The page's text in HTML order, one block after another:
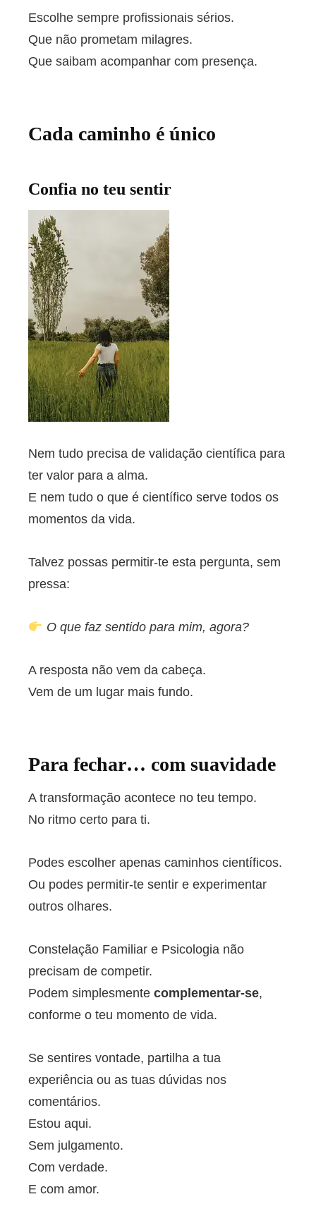
Escolhe sempre profissionais sérios.
Que não prometam milagres.
Que saibam acompanhar com presença.
Cada caminho é único
Confia no teu sentir
Nem tudo precisa de validação científica para
ter valor para a alma.
E nem tudo o que é científico serve todos os
momentos da vida.
Talvez possas permitir-te esta pergunta, sem
pressa:
O que faz sentido para mim, agora?
A resposta não vem da cabeça.
Vem de um lugar mais fundo.
Para fechar… com suavidade
A transformação acontece no teu tempo.
No ritmo certo para ti.
Podes escolher apenas caminhos científicos.
Ou podes permitir-te sentir e experimentar
outros olhares.
Constelação Familiar e Psicologia não
precisam de competir.
Podem simplesmente complementar-se,
conforme o teu momento de vida.
Se sentires vontade, partilha a tua
experiência ou as tuas dúvidas nos
comentários.
Estou aqui.
Sem julgamento.
Com verdade.
E com amor.